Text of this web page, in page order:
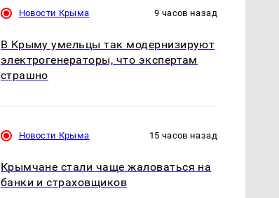
Новости Крыма 9 часов назад
В Крыму умельцы так модернизируют
электрогенераторы, что экспертам
страшно
Новости Крыма 15 часов назад
Крымчане стали чаще жаловаться на
банки и страховщиков